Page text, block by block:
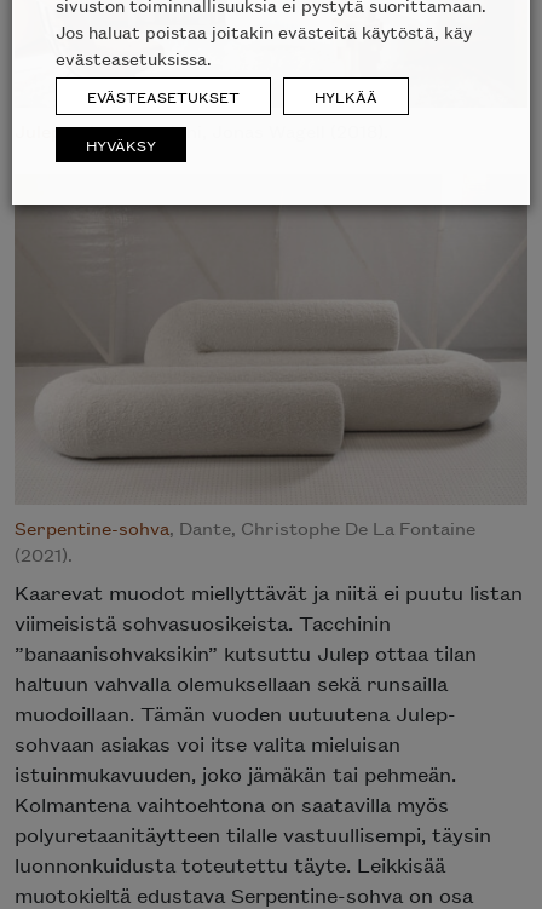
Julep-sohva, Tacchini, Jonas Wagell (2018).
Serpentine-sohva, Dante, Christophe De La Fontaine
(2021).
Kaarevat muodot miellyttävät ja niitä ei puutu listan
viimeisistä sohvasuosikeista. Tacchinin
”banaanisohvaksikin” kutsuttu Julep ottaa tilan
haltuun vahvalla olemuksellaan sekä runsailla
muodoillaan. Tämän vuoden uutuutena Julep-
sohvaan asiakas voi itse valita mieluisan
istuinmukavuuden, joko jämäkän tai pehmeän.
Kolmantena vaihtoehtona on saatavilla myös
polyuretaanitäytteen tilalle vastuullisempi, täysin
luonnonkuidusta toteutettu täyte. Leikkisää
muotokieltä edustava Serpentine-sohva on osa
Jos haluat poistaa joitakin evästeitä käytöstä, käy
evästeasetuksissa.
EVÄSTEASETUKSET HYLKÄÄ
HYVÄKSY